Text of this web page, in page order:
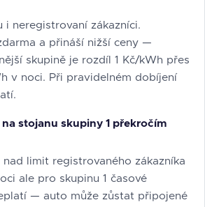
i neregistrovaní zákazníci.
a přináší nižší ceny —
skupině je rozdíl 1 Kč/kWh přes
v noci. Při pravidelném dobíjení
stojanu skupiny 1 překročím
nad limit registrovaného zákazníka
ale pro skupinu 1 časové
— auto může zůstat připojené